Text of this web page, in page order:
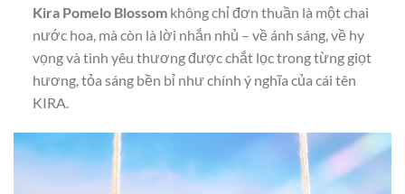
Kira Pomelo Blossomkhông chỉ đơn thuần là một chai
nước hoa, mà còn là lời nhắn nhủ – về ánh sáng, về hy
vọng và tình yêu thương được chắt lọc trong từng giọt
hương, tỏa sáng bền bỉ như chính ý nghĩa của cái tên
KIRA.